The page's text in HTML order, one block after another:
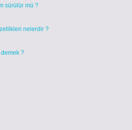
sürülür mü ?
nelerdir ?
demek ?